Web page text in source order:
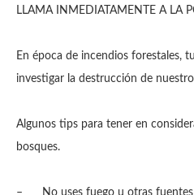
LLAMA INMEDIATAMENTE A LA
En época de incendios forestales,
investigar la destrucción de
Algunos tips para tener en
bosques.
– No uses fuego u otras fuentes